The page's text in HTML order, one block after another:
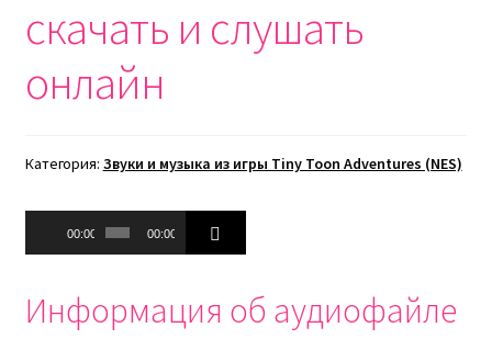
скачать и слушать
онлайн
Категория: Звуки и музыка из игры Tiny Toon Adventures (NES)
Аудиоплеер
00:00 00:00
Информация об аудиофайле